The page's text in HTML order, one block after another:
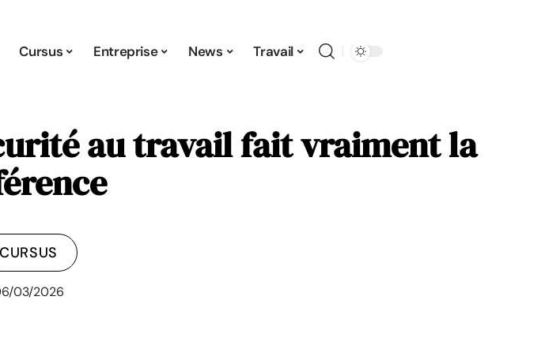
Cursus Entreprise News Travail
au travail fait vraiment la
CURSUS
03/2026